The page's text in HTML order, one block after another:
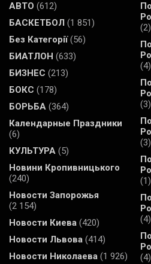
АВТО (612)
БАСКЕТБОЛ (1 851)
Без Категорії(56)
БИАТЛОН (633)
БИЗНЕС (213)
БОКС (178)
БОРЬБА (364)
Календарные Праздники
(6)
КУЛЬТУРА (5)
Новини Кропивницького
(240)
Новости Запорожья
(2 154)
Новости Киева (420)
Новости Львова (414)
Новости Николаева (1 926)
(2)
(4)
(3)
(3)
(1)
(4)
(4)